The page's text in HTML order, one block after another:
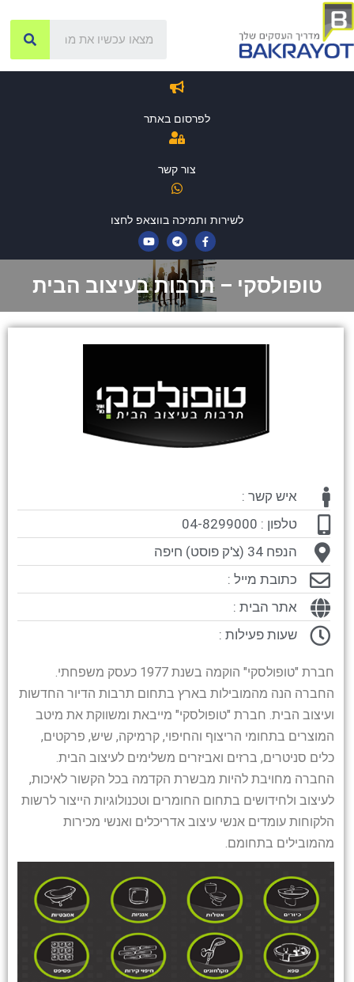
לפרסום באתר
צור קשר
לשירות ותמיכה בווצאפ לחצו
טופולסקי – תרבות בעיצוב הבית
איש קשר :
טלפון : 04-8299000
הנפח 34 (צ'ק פוסט) חיפה
כתובת מייל :
אתר הבית :
שעות פעילות :
חברת "טופולסקי" הוקמה בשנת 1977 כעסק משפחתי.
החברה הנה מהמובילות בארץ בתחום תרבות הדיור החדשות
ועיצוב הבית. חברת "טופולסקי" מייבאת ומשווקת את מיטב
המוצרים בתחומי הריצוף והחיפוי, קרמיקה, שיש, פרקטים,
כלים סניטרים, ברזים ואביזרים משלימים לעיצוב הבית.
החברה מחויבת להיות מבשרת הקדמה בכל הקשור לאיכות,
לעיצוב ולחידושים בתחום החומרים וטכנולוגיות הייצור לרשות
הלקוחות עומדים אנשי עיצוב אדריכלים ואנשי מכירות
מהמובילים בתחומם.